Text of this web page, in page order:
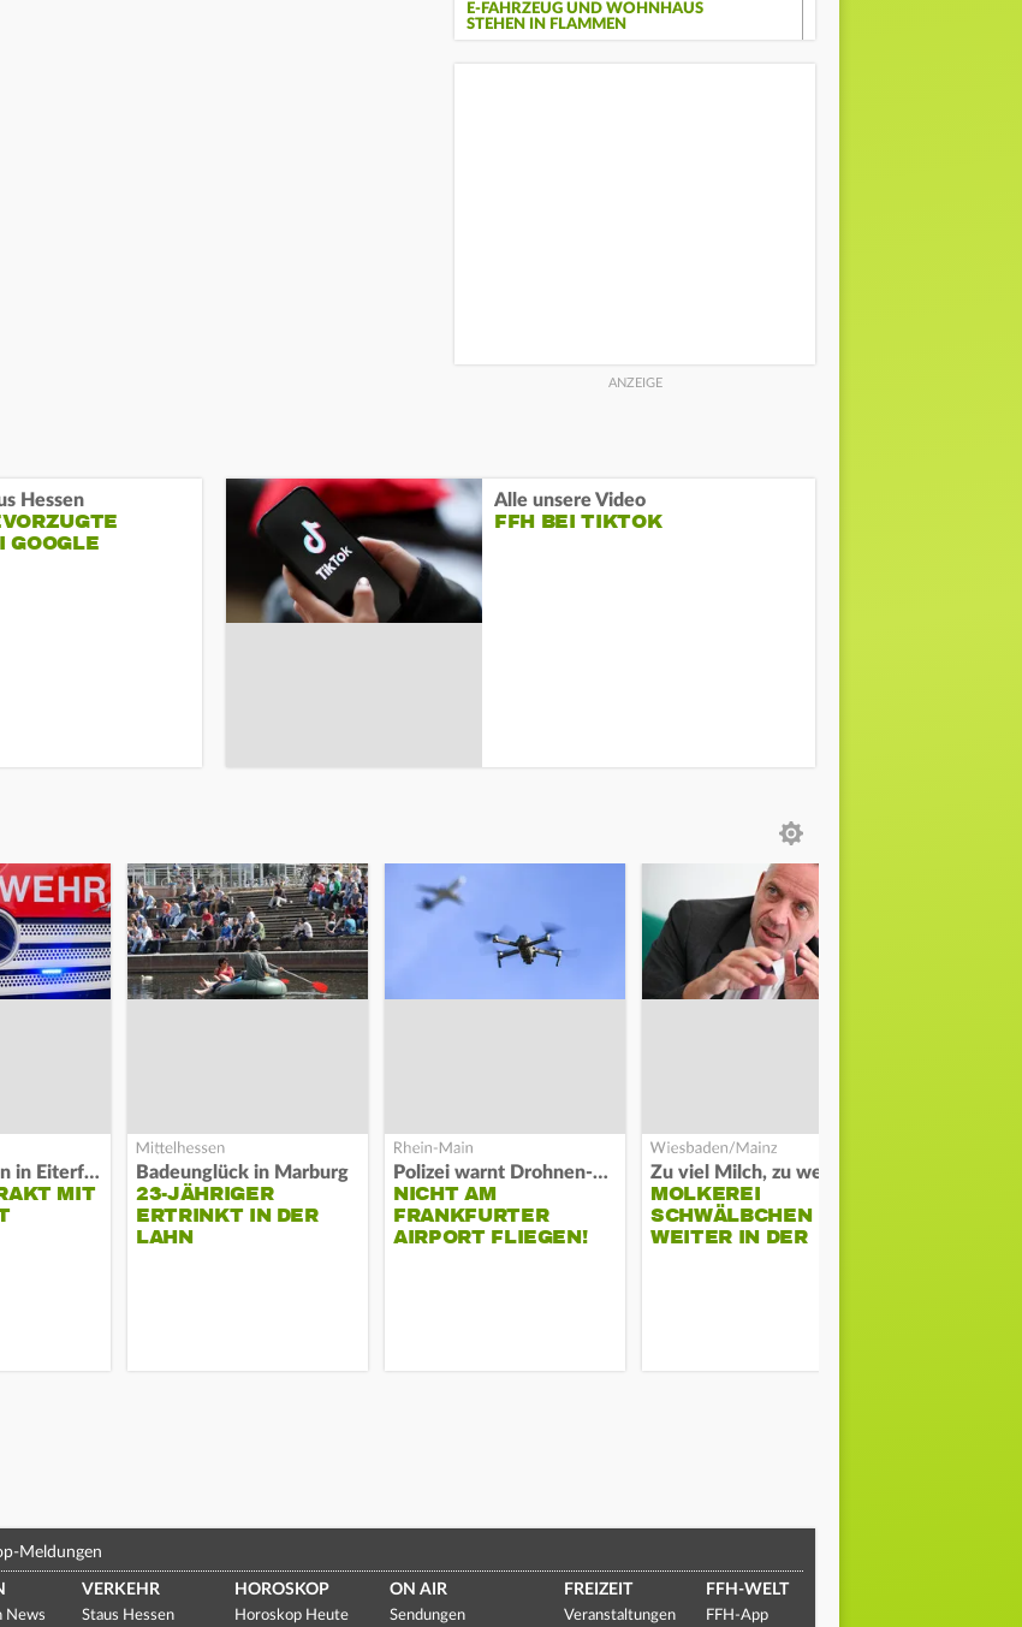
E-FAHRZEUG UND WOHNHAUS
STEHEN IN FLAMMEN
Hessen
GOOGLE
Alle unsere Video
FFH BEI TIKTOK
Hoher Schaden in Eiterfeld
MIT
Badeunglück in Marburg
23-JÄHRIGER
ERTRINKT IN DER
LAHN
Polizei warnt Drohnen-Besitzer
NICHT AM
FRANKFURTER
AIRPORT FLIEGEN!
MOLKEREI
SCHWÄLBCHEN
WEITER IN DER
Meldungen
News
VERKEHR
Staus Hessen
HOROSKOP
Horoskop Heute
ON AIR
Sendungen
FREIZEIT
Veranstaltungen
FFH-WELT
FFH-App